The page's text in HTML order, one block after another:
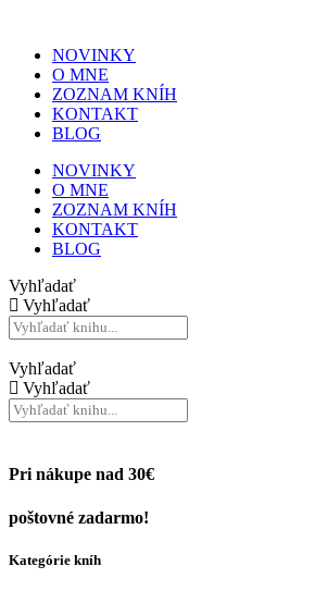
NOVINKY
O MNE
ZOZNAM KNÍH
KONTAKT
BLOG
NOVINKY
O MNE
ZOZNAM KNÍH
KONTAKT
BLOG
Vyhľadať
Vyhľadať
Vyhľadať
Vyhľadať
Pri nákupe nad 30€
poštovné zadarmo!
Kategórie kníh